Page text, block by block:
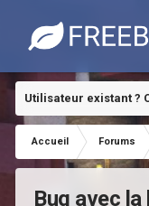
Utilisateur existant ?
Accueil Forums
Bug avec